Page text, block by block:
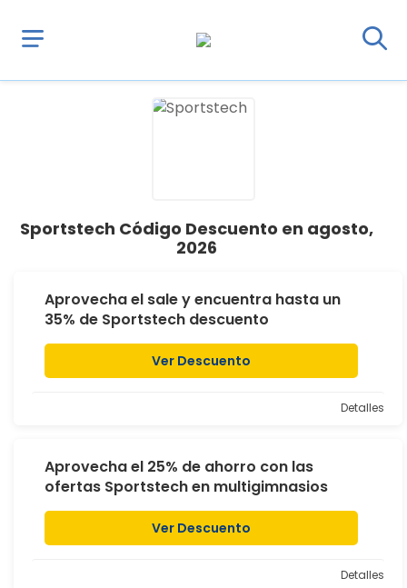
Sportstech Código Descuento en agosto,
2026
Aprovecha el sale y encuentra hasta un
35% de Sportstech descuento
Ver Descuento
Detalles
Aprovecha el 25% de ahorro con las
ofertas Sportstech en multigimnasios
Ver Descuento
Detalles